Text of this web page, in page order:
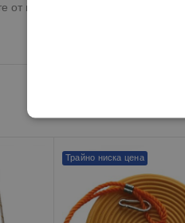
от предоставената опция за
Трайно ниска цена